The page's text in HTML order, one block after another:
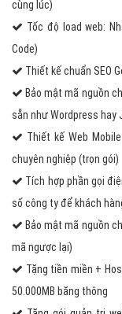
cùng lúc)
Tốc độ load web:
Code)
Thiết kế chuẩn SEO
Bảo mật mã nguồn
sẵn như Wordpress hay
Thiết kế Web
chuyên nghiệp (trọn gói)
Tích hợp phần gọi
số công ty để khách
Bảo mật mã nguồn
mã ngược lại)
Tặng tiền miền +
50.000MB băng thông